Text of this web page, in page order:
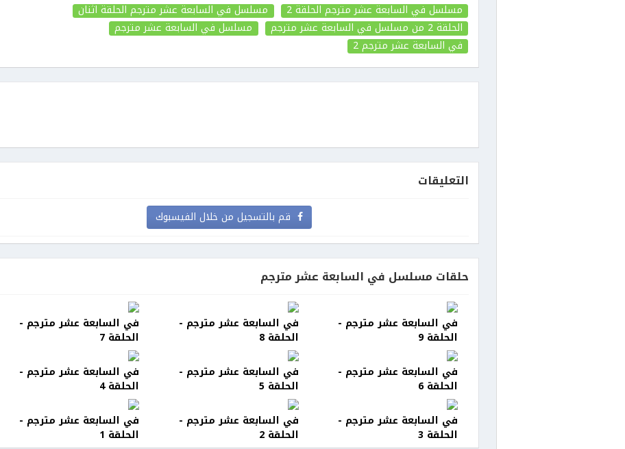
مسلسل في السابعة عشر مترجم الحلقة 2
مسلسل في السابعة عشر مترجم الحلقة اثنان
الحلقة 2 من مسلسل في السابعة عشر مترجم
مسلسل في السابعة عشر مترجم
في السابعة عشر مترجم2
التعليقات
قم بالتسجيل من خلال الفيسبوك
حلقات مسلسل في السابعة عشر مترجم
في السابعة عشر مترجم -
الحلقة 9
في السابعة عشر مترجم -
الحلقة 8
في السابعة عشر مترجم -
الحلقة 7
في السابعة عشر مترجم -
الحلقة 6
في السابعة عشر مترجم -
الحلقة 5
في السابعة عشر مترجم -
الحلقة 4
في السابعة عشر مترجم -
الحلقة 3
في السابعة عشر مترجم -
الحلقة 2
في السابعة عشر مترجم -
الحلقة 1